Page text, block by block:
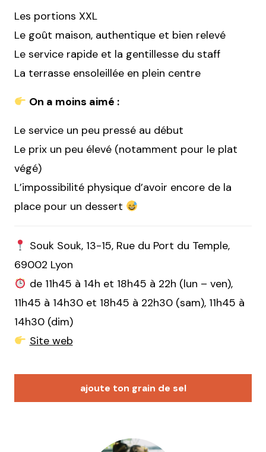
Les portions XXL
Le goût maison, authentique et bien relevé
Le service rapide et la gentillesse du staff
La terrasse ensoleillée en plein centre
On a moins aimé :
Le service un peu pressé au début
Le prix un peu élevé (notamment pour le plat
végé)
L’impossibilité physique d’avoir encore de la
place pour un dessert
Souk Souk, 13-15, Rue du Port du Temple,
69002 Lyon
de 11h45 à 14h et 18h45 à 22h (lun – ven),
11h45 à 14h30 et 18h45 à 22h30 (sam), 11h45 à
14h30 (dim)
Site web
ajoute ton grain de sel